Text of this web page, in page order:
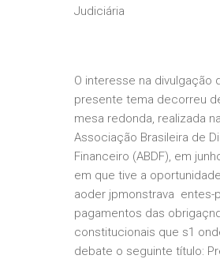
Judiciária
O interesse na divulgação
presente tema decorreu
mesa redonda, realizada na
Associação Brasileira de
Financeiro (ABDF), em
em que tive a
aoder jpmonstrava entes-
pagamentos das
constitucionais que s1
debate o seguinte título: